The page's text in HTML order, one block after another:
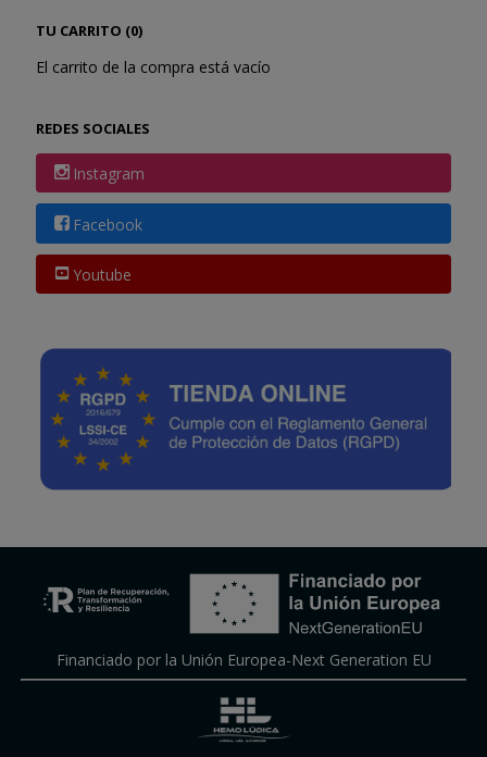
TU CARRITO (0)
El carrito de la compra está vacío
REDES SOCIALES
Instagram
Facebook
Youtube
Financiado por la Unión Europea-Next Generation EU